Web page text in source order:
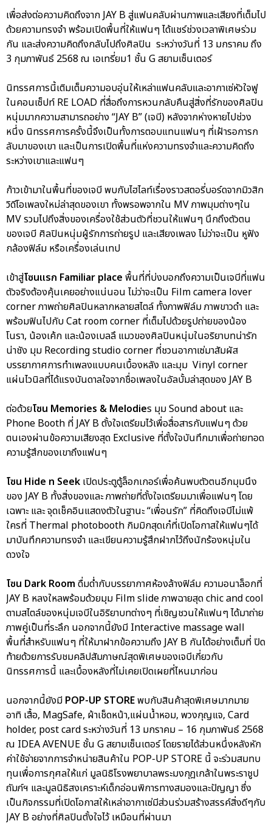
เพื่อส่งต่อความคิดถึงจาก JAY B สู่แฟนคลับผ่านภาพและเสียงที่เต็มไป
ด้วยความทรงจำ พร้อมเปิดพื้นที่ให้แฟนๆ ได้แชร์ช่วงเวลาพิเศษร่วม
กัน และส่งความคิดถึงกลับไปถึงศิลปิน ระหว่างวันที่ 13 มกราคม ถึง
3 กุมภาพันธ์ 2568 ณ เอเทรี่ยม1 ชั้น G สยามเซ็นเตอร์
นิทรรศการนี้เติมเต็มความอบอุ่นให้เหล่าแฟนคลับและอากาเซ่หัวใจฟู
ในคอนเซ็ปท์ RE LOAD ที่สื่อถึงการหวนกลับคืนสู่สิ่งที่รักของศิลปิน
หนุ่มมากความสามารถอย่าง “JAY B” (เจบี) หลังจากห่างหายไปช่วง
หนึ่ง นิทรรศการครั้งนี้จึงเป็นทั้งการตอบแทนแฟนๆ ที่เฝ้ารอการก
ลับมาของเขา และเป็นการเปิดพื้นที่แห่งความทรงจำและความคิดถึง
ระหว่างเขาและแฟนๆ
ก้าวเข้ามาในพื้นที่ของเจบี พบกับไฮไลท์เรื่องราวสตอรี่บอร์ดจากมิวสิก
วิดีโอเพลงใหม่ล่าสุดของเขา ทั้งพรอพจากใน MV ภาพมุมต่างๆใน
MV รวมไปถึงสิ่งของเครื่องใช้ส่วนตัวที่ชวนให้แฟนๆ นึกถึงตัวตน
ของเจบี ศิลปินหนุ่มผู้รักการถ่ายรูป และเสียงเพลง ไม่ว่าจะเป็น หูฟัง
กล้องฟิล์ม หรือเครื่องเล่นเทป
เข้าสู่โซนแรก Familiar place พื้นที่ที่บ่งบอกถึงความเป็นเจบีที่แฟน
ตัวจริงต้องคุ้นเคยอย่างแน่นอน ไม่ว่าจะเป็น Film camera lover
corner ภาพถ่ายศิลปินหลากหลายสไตล์ ทั้งภาพฟิล์ม ภาพขาวดำ และ
พร้อมฟินไปกับ Cat room corner ที่เต็มไปด้วยรูปถ่ายของน้อง
โนรา, น้องเค้ก และน้องเบลลึ แมวของศิลปินหนุ่มในอริยาบทน่ารัก
น่าชัง มุม Recording studio corner ที่ชวนอากาเซ่มาสัมผัส
บรรยากาศการทำเพลงแบบคนเบื้องหลัง และมุม Vinyl corner
แผ่นไวนิลที่ได้แรงบันดาลใจจากชื่อเพลงในอัลบั้มล่าสุดของ JAY B
ต่อด้วยโซน Memories & Melodies มุม Sound about และ
Phone Booth ที่ JAY B ตั้งใจเตรียมไว้เพื่อสื่อสารกับแฟนๆ ด้วย
ตนเองผ่านข้อความเสียงสุด Exclusive ที่ตั้งใจบันทึกมาเพื่อถ่ายทอด
ความรู้สึกของเขาถึงแฟนๆ
โซน Hide n Seek เปิดประตูตู้ล็อกเกอร์เพื่อค้นพบตัวตนอีกมุมนึง
ของ JAY B ทั้งสิ่งของและ ภาพถ่ายที่ตั้งใจเตรียมมาเพื่อแฟนๆ โดย
เฉพาะ และ จุดเช็คอินแสดงตัวในฐานะ “เพื่อนรัก” ที่คิดถึงเจบีไม่แพ้
ใครที่ Thermal photobooth กิมมิกสุดเก๋ที่เปิดโอกาสให้แฟนๆได้
มาบันทึกความทรงจำ และเขียนความรู้สึกฝากไว้ถึงนักร้องหนุ่มใน
ดวงใจ
โซน Dark Room ดื่มด่ำกับบรรยากาศห้องล้างฟิล์ม ความอนาล็อกที่
JAY B หลงใหลพร้อมด้วยมุม Film slide ภาพฉายสุด chic and cool
ตามสไตล์ของหนุ่มเจบีในอิริยาบทต่างๆ ที่เชิญชวนให้แฟนๆ ได้มาถ่าย
ภาพคู่เป็นที่ระลึก นอกจากนี้ยังมี Interactive massage wall
พื้นที่สำหรับแฟนๆ ที่ให้มาฝากข้อความถึง JAY B กันได้อย่างเต็มที่ ปิด
ท้ายด้วยการรับชมคลิปสัมภาษณ์สุดพิเศษของเจบีเกี่ยวกับ
นิทรรศการนี้ และเบื้องหลังที่ไม่เคยเปิดเผยที่ไหนมาก่อน
นอกจากนี้ยังมี POP-UP STOREพบกับสินค้าสุดพิเศษมากมาย
อาทิ เสื้อ, MagSafe, ผ้าเช็ดหน้า,แผ่นน้ำหอม, พวงกุญแจ, Card
holder, post card ระหว่างวันที่ 13 มกราคม – 16 กุมภาพันธ์ 2568
ณ IDEA AVENUE ชั้น G สยามเซ็นเตอร์ โดยรายได้ส่วนหนึ่งหลังหัก
ค่าใช้จ่ายจากการจำหน่ายสินค้าใน POP-UP STORE นี้ จะร่วมสมทบ
ทุนเพื่อการกุศลให้แก่ มูลนิธิโรงพยาบาลพระมงกุฎเกล้าในพระราชูป
ถัมภ์ฯ และมูลนิธิสงเคราะห์เด็กอ่อนพิการทางสมองและปัญญา ซึ่ง
เป็นกิจกรรมที่เปิดโอกาสให้เหล่าอากาเซ่มีส่วนร่วมสร้างสรรค์สิ่งดีๆกับ
JAY B อย่างที่ศิลปินตั้งใจไว้ เหมือนที่ผ่านมา